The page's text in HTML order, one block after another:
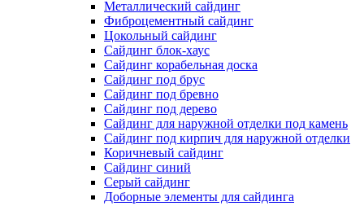
Металлический сайдинг
Фиброцементный сайдинг
Цокольный сайдинг
Сайдинг блок-хаус
Сайдинг корабельная доска
Сайдинг под брус
Сайдинг под бревно
Сайдинг под дерево
Сайдинг для наружной отделки под камень
Сайдинг под кирпич для наружной отделки
Коричневый сайдинг
Сайдинг синий
Серый сайдинг
Доборные элементы для сайдинга